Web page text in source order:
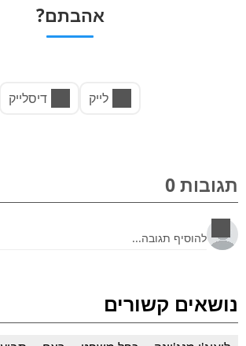
אהבתם?
לייק דיסלייק
תגובות 0
נושאים קשורים